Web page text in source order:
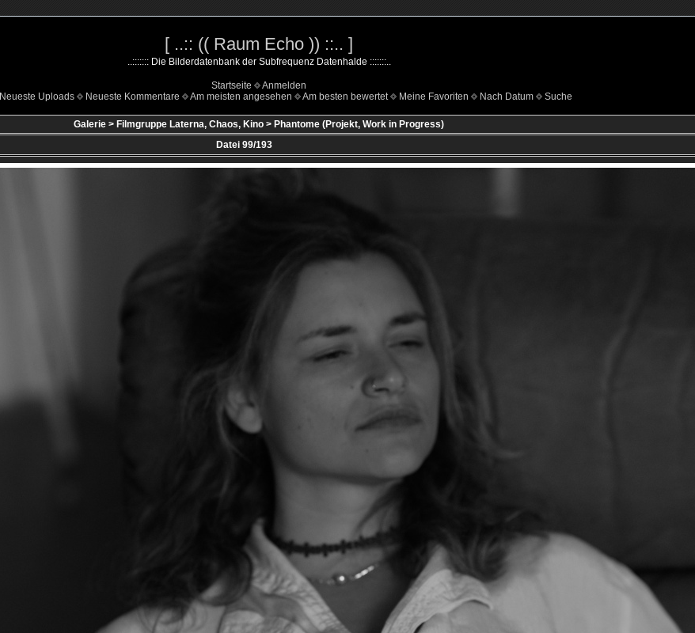
[ ..:: (( Raum Echo )) ::.. ]
..::::::: Die Bilderdatenbank der Subfrequenz Datenhalde :::::::..
Startseite
Anmelden
Neueste Uploads Neueste Kommentare Am meisten angesehen Am besten bewertet Meine Favoriten Nach Datum Suche
Galerie > Filmgruppe Laterna, Chaos, Kino > Phantome (Projekt, Work in Progress)
Datei 99/193